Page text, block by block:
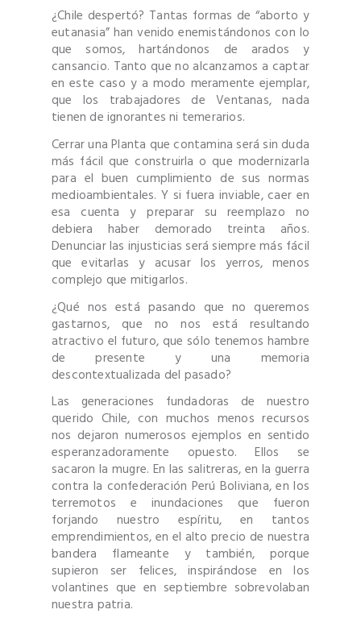
¿Chile despertó? Tantas formas de “aborto y
eutanasia” han venido enemistándonos con lo
que somos, hartándonos de arados y
cansancio. Tanto que no alcanzamos a captar
en este caso y a modo meramente ejemplar,
que los trabajadores de Ventanas, nada
tienen de ignorantes ni temerarios.
Cerrar una Planta que contamina será sin duda
más fácil que construirla o que modernizarla
para el buen cumplimiento de sus normas
medioambientales. Y si fuera inviable, caer en
esa cuenta y preparar su reemplazo no
debiera haber demorado treinta años.
Denunciar las injusticias será siempre más fácil
que evitarlas y acusar los yerros, menos
complejo que mitigarlos.
¿Qué nos está pasando que no queremos
gastarnos, que no nos está resultando
atractivo el futuro, que sólo tenemos hambre
de presente y una memoria
descontextualizada del pasado?
Las generaciones fundadoras de nuestro
querido Chile, con muchos menos recursos
nos dejaron numerosos ejemplos en sentido
esperanzadoramente opuesto. Ellos se
sacaron la mugre. En las salitreras, en la guerra
contra la confederación Perú Boliviana, en los
terremotos e inundaciones que fueron
forjando nuestro espíritu, en tantos
emprendimientos, en el alto precio de nuestra
bandera flameante y también, porque
supieron ser felices, inspirándose en los
volantines que en septiembre sobrevolaban
nuestra patria.